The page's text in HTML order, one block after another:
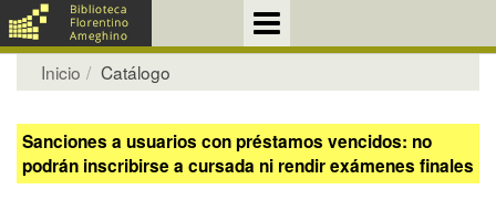
Inicio Catálogo
Sanciones a usuarios con préstamos vencidos: no
podrán inscribirse a cursada ni rendir exámenes finales